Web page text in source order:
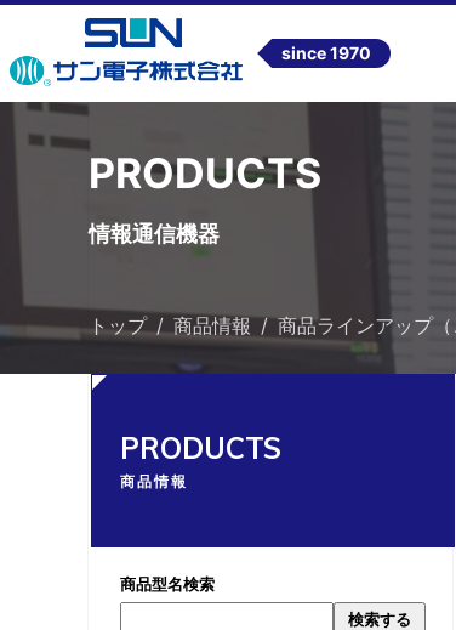
since 1970
PRODUCTS
情報通信機器
トップ 商品情報 商品ラインアップ（
PRODUCTS
商品情報
商品型名検索
検索する